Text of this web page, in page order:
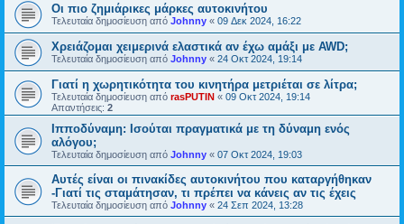
Οι πιο ζημιάρικες μάρκες αυτοκινήτου
Τελευταία δημοσίευση από Johnny « 09 Δεκ 2024, 16:22
Χρειάζομαι χειμερινά ελαστικά αν έχω αμάξι με AWD;
Τελευταία δημοσίευση από Johnny « 24 Οκτ 2024, 19:14
Γιατί η χωρητικότητα του κινητήρα μετριέται σε λίτρα;
Τελευταία δημοσίευση από rasPUTIN « 09 Οκτ 2024, 19:14
Απαντήσεις: 2
Ιπποδύναμη: Ισούται πραγματικά με τη δύναμη ενός
αλόγου;
Τελευταία δημοσίευση από Johnny « 07 Οκτ 2024, 19:03
Αυτές είναι οι πινακίδες αυτοκινήτου που καταργήθηκαν
-Γιατί τις σταμάτησαν, τι πρέπει να κάνεις αν τις έχεις
Τελευταία δημοσίευση από Johnny « 24 Σεπ 2024, 13:28